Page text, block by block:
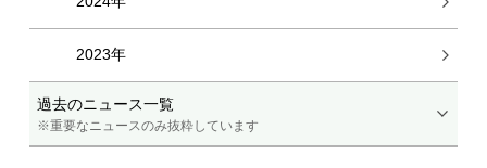
過去のニュース一覧
※重要なニュースのみ抜粋しています
2023年